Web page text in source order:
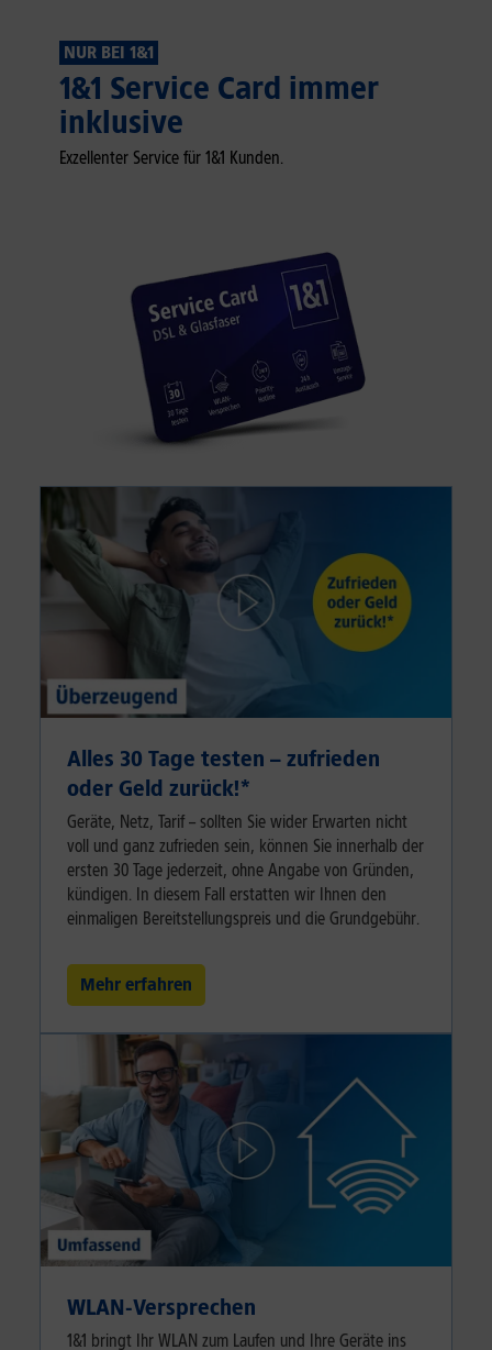
NUR BEI 1&1
1&1 Service Card immer
inklusive
Exzellenter Service für 1&1 Kunden.
Alles 30 Tage testen – zufrieden
oder Geld zurück!⁠*
Geräte, Netz, Tarif – sollten Sie wider Erwarten nicht
voll und ganz zufrieden sein, können Sie innerhalb der
ersten 30 Tage jederzeit, ohne Angabe von Gründen,
kündigen. In diesem Fall erstatten wir Ihnen den
einmaligen Bereitstellungspreis und die Grundgebühr.
Mehr erfahren
WLAN-Versprechen
1&1 bringt Ihr WLAN zum Laufen und Ihre Geräte ins